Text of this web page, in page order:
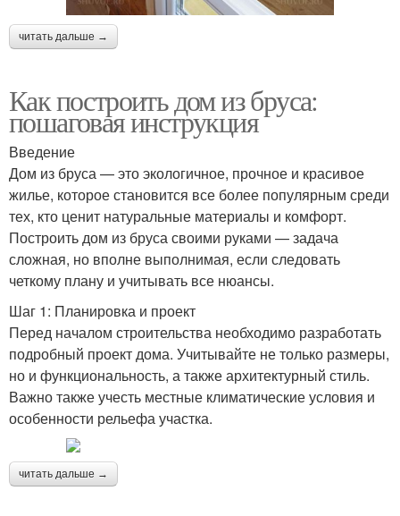
читать дальше →
Как построить дом из бруса:
пошаговая инструкция
Введение
Дом из бруса — это экологичное, прочное и красивое
жилье, которое становится все более популярным среди
тех, кто ценит натуральные материалы и комфорт.
Построить дом из бруса своими руками — задача
сложная, но вполне выполнимая, если следовать
четкому плану и учитывать все нюансы.
Шаг 1: Планировка и проект
Перед началом строительства необходимо разработать
подробный проект дома. Учитывайте не только размеры,
но и функциональность, а также архитектурный стиль.
Важно также учесть местные климатические условия и
особенности рельефа участка.
читать дальше →